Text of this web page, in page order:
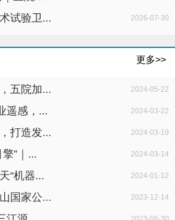
试验卫... 2026-07-30
更多>>
五院加... 2024-05-22
遥感，... 2024-03-22
打造发... 2024-03-19
”｜... 2024-03-14
“机器... 2024-01-12
国家公... 2023-12-14